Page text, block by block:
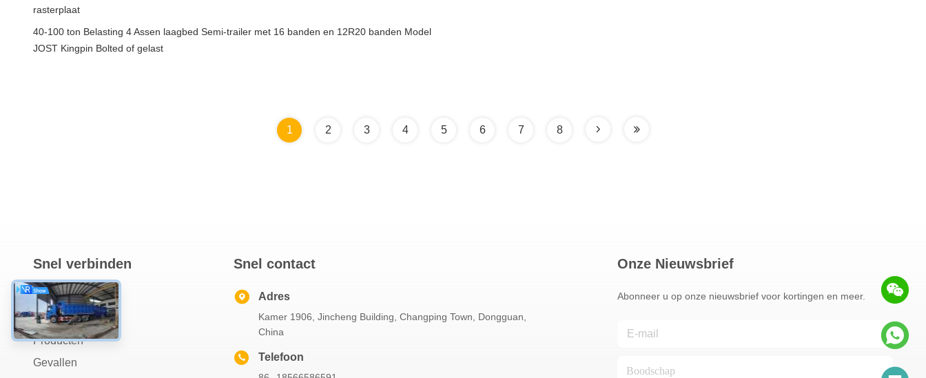
rasterplaat
40-100 ton Belasting 4 Assen laagbed Semi-trailer met 16 banden en 12R20 banden Model
JOST Kingpin Bolted of gelast
1 2 3 4 5 6 7 8
Snel verbinden
Thuis
Over Ons
Producten
Gevallen
Snel contact
Adres
Kamer 1906, Jincheng Building, Changping Town, Dongguan,
China
Telefoon
Onze Nieuwsbrief
Abonneer u op onze nieuwsbrief voor kortingen en meer.